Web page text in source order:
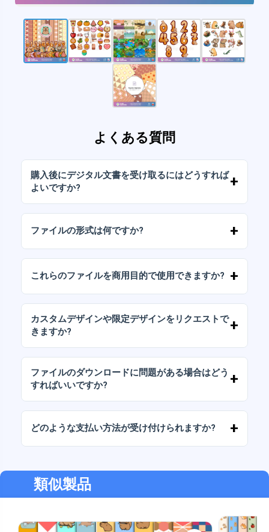
よくある質問
購入後にデジタル文書を受け取るにはどうすれば
よいですか?
イルをダウンロードできます。
ファイルの形式は何ですか?
パッケージには、AIまたはPDFファイルも含ま
れています。
これらのファイルを商用目的で使用できますか?
（変更せずに）再販しないことを条件として、
個人ライセンスと商用ライセンスが含まれてい
ます。
カスタムデザインや限定デザインをリクエストで
きますか?
ます。お気軽にお問い合わせいただき、ご希望
をお伝えください。
ファイルのダウンロードに問題がある場合はどう
すればいいですか?
さい。追加料金なしでファイルの回復をお手伝
いいたします。
どのような支払い方法が受け付けられますか?
る支払い方法に対応しています。
類似製品